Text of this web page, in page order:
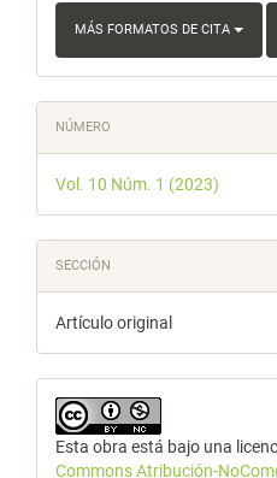
MÁS FORMATOS DE CITA
NÚMERO
Vol. 10 Núm. 1 (2023)
SECCIÓN
Artículo original
Esta obra está bajo una
Commons Atribución-